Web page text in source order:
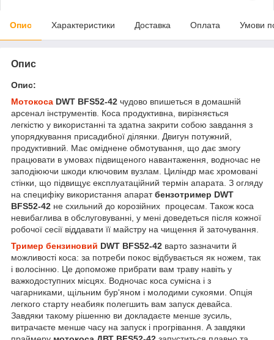
Опис Характеристики Доставка Оплата Умови
Опис
Опис:
Мотокоса DWT BFS52-42 чудово впишеться в домашній
арсенал інструментів. Коса продуктивна, вирізняється
легкістю у використанні та здатна закрити собою завдання з
упорядкування присадибної ділянки. Двигун потужний,
продуктивний. Має оміднене обмотування, що дає змогу
працювати в умовах підвищеного навантаження, водночас не
заподіюючи шкоди ключовим вузлам. Циліндр має хромовані
стінки, що підвищує експлуатаційний термін апарата. З огляду
на специфіку використання апаратбензотример DWT
BFS52-42 не схильний до корозійних процесам. Також коса
невибаглива в обслуговуванні, у мені доведеться після кожної
робочої сесії віддавати її майстру на чищення й заточування.
Тример бензиновий DWT BFS52-42 варто зазначити й
можливості коса: за потреби покос відбувається як ножем, так
і волосінню. Це допоможе прибрати вам траву навіть у
важкодоступних місцях. Водночас коса сумісна і з
чагарниками, щільним бур'яном і молодими сукоями. Опція
легкого старту неабияк полегшить вам запуск девайса.
Завдяки такому рішенню ви докладаєте менше зусиль,
витрачаєте менше часу на запуск і прогрівання. А завдяки